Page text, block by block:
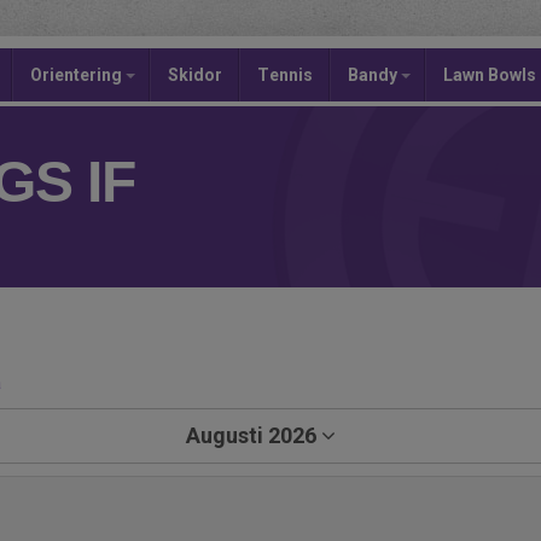
Orientering Skidor Tennis Bandy Lawn Bowls
IF
Augusti 2026